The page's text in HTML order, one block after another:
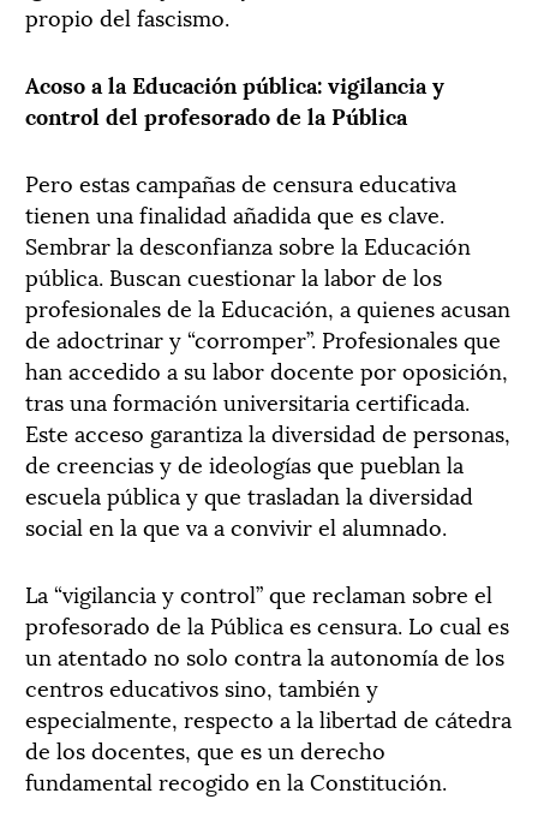
propio del fascismo.
Acoso a la Educación pública: vigilancia y
control del profesorado de la Pública
Pero estas campañas de censura educativa
tienen una finalidad añadida que es clave.
Sembrar la desconfianza sobre la Educación
pública. Buscan cuestionar la labor de los
profesionales de la Educación, a quienes acusan
de adoctrinar y “corromper”. Profesionales que
han accedido a su labor docente por oposición,
tras una formación universitaria certificada.
Este acceso garantiza la diversidad de personas,
de creencias y de ideologías que pueblan la
escuela pública y que trasladan la diversidad
social en la que va a convivir el alumnado.
La “vigilancia y control” que reclaman sobre el
profesorado de la Pública es censura. Lo cual es
un atentado no solo contra la autonomía de los
centros educativos sino, también y
especialmente, respecto a la libertad de cátedra
de los docentes, que es un derecho
fundamental recogido en la Constitución.